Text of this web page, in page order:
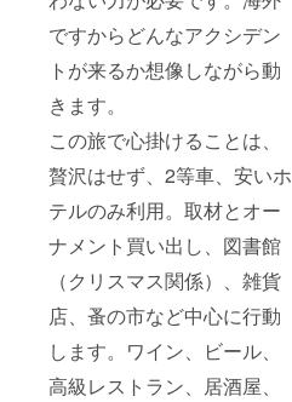
ですからどんなアクシデン
トが来るか想像しながら動
きます。
この旅で心掛けることは、
贅沢はせず、2等車、安いホ
テルのみ利用。取材とオー
ナメント買い出し、図書館
（クリスマス関係）、雑貨
店、蚤の市など中心に行動
します。ワイン、ビール、
高級レストラン、居酒屋、